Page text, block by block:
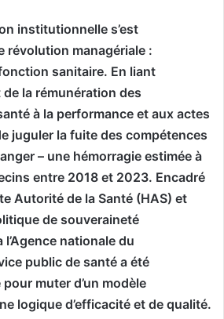
institutionnelle s’est
révolution managériale :
sanitaire. En liant
la rémunération des
à la performance et aux actes
juguler la fuite des compétences
– une hémorragie estimée à
entre 2018 et 2023. Encadré
Autorité de la Santé (HAS) et
de souveraineté
nationale du
public de santé a été
muter d’un modèle
logique d’efficacité et de qualité.